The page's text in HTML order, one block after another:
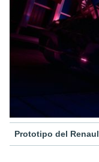
Prototipo del